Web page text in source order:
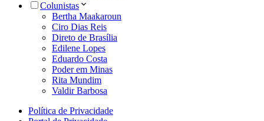
Colunistas
Bertha Maakaroun
Ciro Dias Reis
Direto de Brasília
Edilene Lopes
Eduardo Costa
Poder em Minas
Rita Mundim
Valdir Barbosa
Política de Privacidade